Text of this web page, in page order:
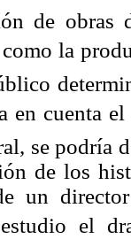
de obras
como la
en cuenta el
se podría
de los
un
el